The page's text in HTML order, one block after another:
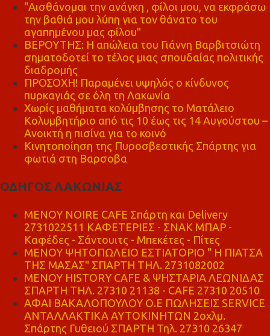
"Αισθάνομαι την ανάγκη , φίλοι μου, να εκφράσω
την βαθιά μου λύπη για τον θάνατο του
αγαπημένου μας φίλου"
ΒΕΡΟΥΤΗΣ: Η απώλεια του Γιάννη Βαρβιτσιώτη
σηματοδοτεί το τέλος μιας σπουδαίας πολιτικής
διαδρομής
ΠΡΟΣΟΧΗ! Παραμένει υψηλός ο κίνδυνος
πυρκαγιάς σε όλη τη Λακωνία
Χωρίς μαθήματα κολύμβησης το Ματάλειο
Κολυμβητήριο από τις 10 έως τις 14 Αυγούστου –
Ανοικτή η πισίνα για το κοινό
Κινητοποίηση της Πυροσβεστικής Σπάρτης για
φωτιά στη Βαρσοβα
ΟΔΗΓΟΣ ΛΑΚΩΝΙΑΣ
MENOY NOIRE CAFE Σπάρτη και Delivery
2731022511 ΚΑΦΕΤΕΡΙΕΣ - ΣΝΑΚ ΜΠΑΡ -
Καφέδες - Σάντουιτς - Μπεκέτες - Πίτες
ΜΕΝΟΥ ΨΗΤΟΠΩΛΕΙΟ ΕΣΤΙΑΤΟΡΙΟ " Η ΠΙΑΤΣΑ
ΤΗΣ ΜΑΣΑΣ" ΣΠΑΡΤΗ ΤΗΛ. 2731082002
ΜΕΝΟΥ HISTORY CAFE & ΨΗΣΤΑΡΙΑ ΛΕΩΝΙΔΑΣ
ΣΠΑΡΤΗ ΤΗΛ. 27310 21138 - CAFE 27310 20510
ΑΦΑΙ ΒΑΚΑΛΟΠΟΥΛΟΥ Ο.Ε ΠΩΛΗΣΕΙΣ SERVICE
ΑΝΤΑΛΛΑΚΤΙΚΑ ΑΥΤΟΚΙΝΗΤΩΝ 2οχλμ.
Σπάρτης Γυθειού ΣΠΑΡΤΗ Τηλ. 27310 26347